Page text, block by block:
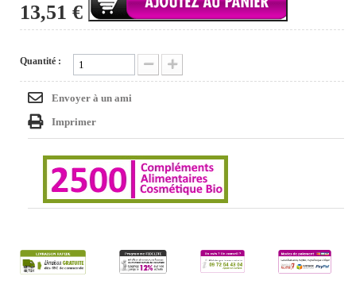
13,51 €
Quantité :
Envoyer à un ami
Imprimer